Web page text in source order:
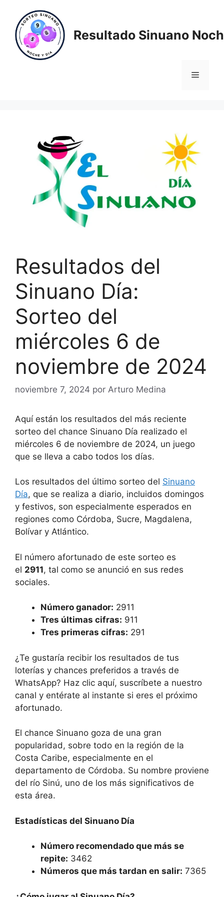
contenido
Resultado Sinuano
Menú
Resultados del
Sinuano Día:
Sorteo del
miércoles 6 de
noviembre de 2024
noviembre 7, 2024 por Arturo Medina
Aquí están los resultados del más reciente
sorteo del chance Sinuano Día realizado el
miércoles 6 de noviembre de 2024, un juego
que se lleva a cabo todos los días.
Los resultados del último sorteo del Sinuano
Día, que se realiza a diario, incluidos domingos
y festivos, son especialmente esperados en
regiones como Córdoba, Sucre, Magdalena,
Bolívar y Atlántico.
El número afortunado de este sorteo es
el 2911, tal como se anunció en sus redes
sociales.
Número ganador: 2911
Tres últimas cifras: 911
Tres primeras cifras: 291
¿Te gustaría recibir los resultados de tus
loterías y chances preferidos a través de
WhatsApp? Haz clic aquí, suscríbete a nuestro
canal y entérate al instante si eres el próximo
afortunado.
El chance Sinuano goza de una gran
popularidad, sobre todo en la región de la
Costa Caribe, especialmente en el
departamento de Córdoba. Su nombre proviene
del río Sinú, uno de los más significativos de
esta área.
Estadísticas del Sinuano Día
Número recomendado que más se
repite: 3462
Números que más tardan en salir: 7365